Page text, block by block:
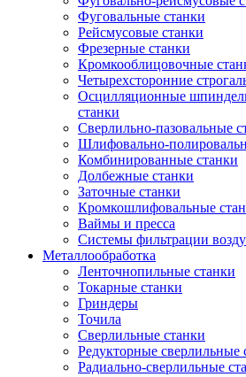
Фуговальные станки
Рейсмусовые станки
Фрезерные станки
Кромкооблицовочные
Четырехсторонние
Осцилляционные
станки
Сверлильно-пазовальные
Шлифовально-
Комбинированные станки
Долбежные станки
Заточные станки
Кромкошлифовальные
Ваймы и пресса
Системы фильтрации
Металлообработка
Ленточнопильные станки
Токарные станки
Гриндеры
Точила
Сверлильные станки
Редукторные сверлильные
Радиально-сверлильные